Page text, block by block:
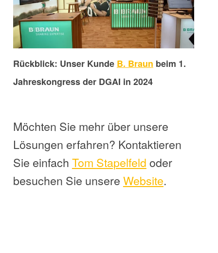
Rückblick: Unser Kunde B. Braun beim 1.
Jahreskongress der DGAI in 2024
Möchten Sie mehr über unsere
Lösungen erfahren? Kontaktieren
Sie einfach Tom Stapelfeld oder
besuchen Sie unsere Website.